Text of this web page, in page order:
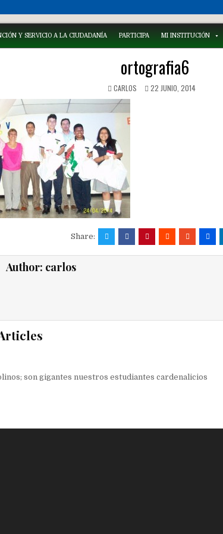
Y SERVICIO A LA CIUDADANÍA PARTICIPA MI INSTITUCIÓN
ortografia6
CARLOS 22 JUNIO, 2014
Share:
Author: carlos
son gigantes nuestros estudiantes cardenalicios